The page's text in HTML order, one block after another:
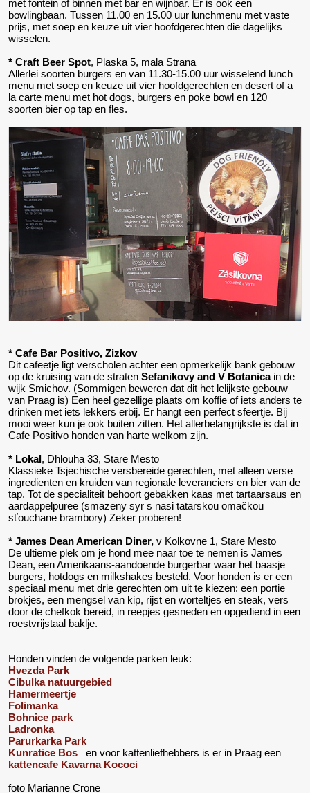
met fontein of binnen met bar en wijnbar. Er is ook een
bowlingbaan. Tussen 11.00 en 15.00 uur lunchmenu met vaste
prijs, met soep en keuze uit vier hoofdgerechten die dagelijks
wisselen.
* Craft Beer Spot, Plaska 5, mala Strana
Allerlei soorten burgers en van 11.30-15.00 uur wisselend lunch
menu met soep en keuze uit vier hoofdgerechten en desert of a
la carte menu met hot dogs, burgers en poke bowl en 120
soorten bier op tap en fles.
* Cafe Bar Positivo, Zizkov
Dit cafeetje ligt verscholen achter een opmerkelijk bank gebouw
op de kruising van de straten Sefanikovy and V Botanicain de
wijk Smichov. (Sommigen beweren dat dit het lelijkste gebouw
van Praag is) Een heel gezellige plaats om koffie of iets anders te
drinken met iets lekkers erbij. Er hangt een perfect sfeertje. Bij
mooi weer kun je ook buiten zitten. Het allerbelangrijkste is dat in
Cafe Positivo honden van harte welkom zijn.
* Lokal, Dhlouha 33, Stare Mesto
Klassieke Tsjechische versbereide gerechten, met alleen verse
ingredienten en kruiden van regionale leveranciers en bier van de
tap. Tot de specialiteit behoort gebakken kaas met tartaarsaus en
aardappelpuree (smazeny syr s nasi tatarskou omačkou
sťouchane brambory) Zeker proberen!
* James Dean American Diner, v Kolkovne 1, Stare Mesto
De ultieme plek om je hond mee naar toe te nemen is James
Dean, een Amerikaans-aandoende burgerbar waar het baasje
burgers, hotdogs en milkshakes besteld. Voor honden is er een
speciaal menu met drie gerechten om uit te kiezen: een portie
brokjes, een mengsel van kip, rijst en worteltjes en steak, vers
door de chefkok bereid, in reepjes gesneden en opgediend in een
roestvrijstaal baklje.
Honden vinden de volgende parken leuk:
Hvezda Park
Cibulka natuurgebied
Hamermeertje
Folimanka
Bohnice park
Ladronka
Parurkarka Park
Kunratice Bos en voor kattenliefhebbers is er in Praag een
kattencafe Kavarna Kococi
foto Marianne Crone